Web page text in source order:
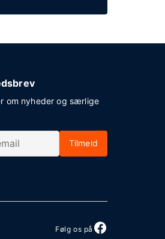
om nyheder og særlige
Tilmeld
Følg os på